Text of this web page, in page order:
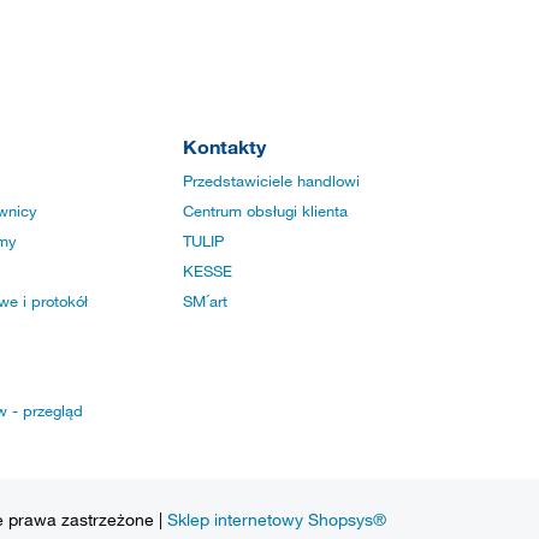
i protokół
- przegląd
Kontakty
Przedstawiciele handlowi
Centrum obsługi klienta
TULIP
KESSE
SM´art
prawa zastrzeżone | Sklep internetowy Shopsys®